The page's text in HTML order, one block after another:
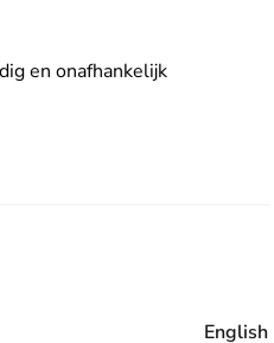
en onafhankelijk
English